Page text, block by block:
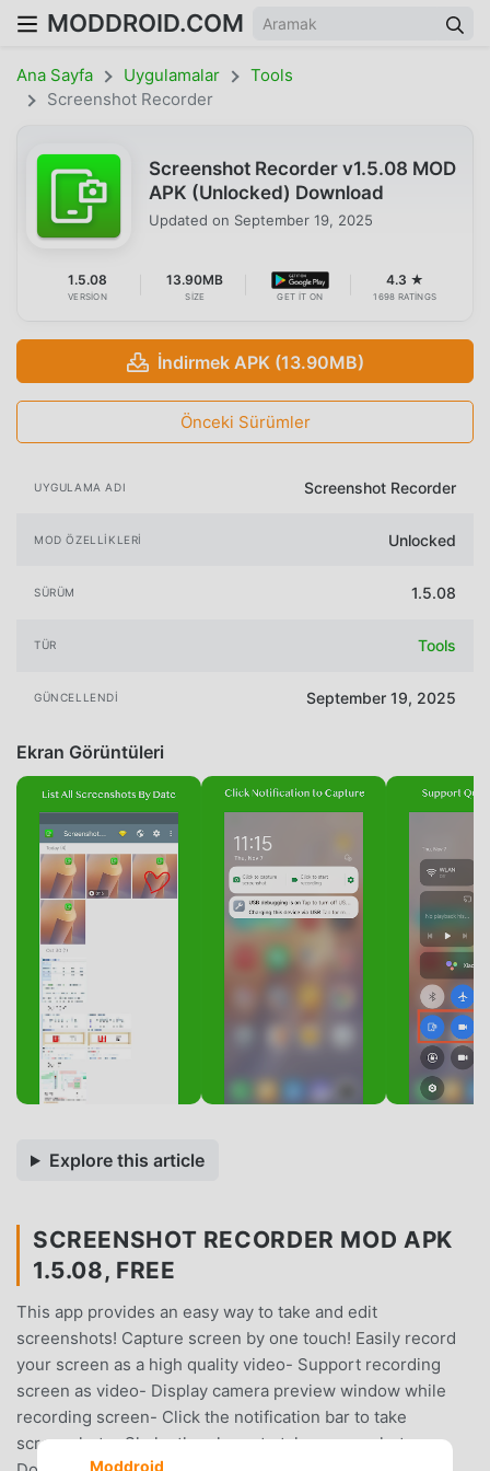
MODDROID.COM
Ana Sayfa Uygulamalar
Tools
Screenshot Recorder
Screenshot Recorder v1.5.08 MOD
APK (Unlocked) Download
Updated on September 19, 2025
1.5.08
VERSION
13.90MB
SIZE GET IT ON
4.3 ★
1698 RATINGS
İndirmek APK (13.90MB)
Önceki Sürümler
UYGULAMA ADI Screenshot Recorder
MOD ÖZELLIKLERI Unlocked
SÜRÜM 1.5.08
TÜR Tools
GÜNCELLENDI September 19, 2025
Ekran Görüntüleri
Explore this article
SCREENSHOT RECORDER MOD APK
1.5.08, FREE
This app provides an easy way to take and edit
screenshots! Capture screen by one touch! Easily record
your screen as a high quality video- Support recording
screen as video- Display camera preview window while
recording screen- Click the notification bar to take
screenshots- Shake the phone to take screenshots-
Moddroid